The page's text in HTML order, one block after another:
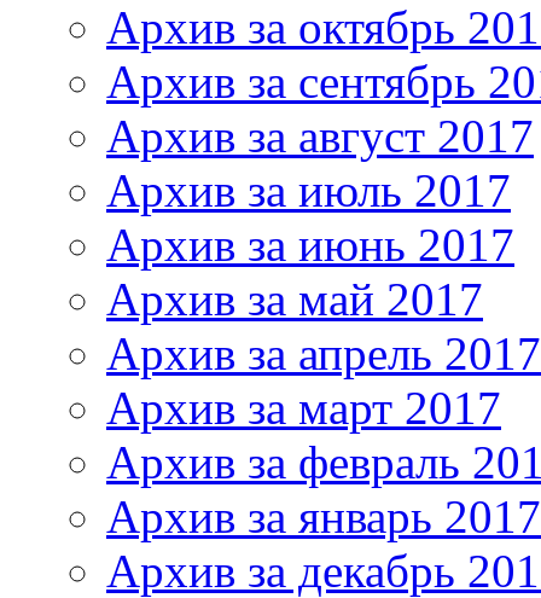
Архив за октябрь
Архив за сентябрь
Архив за август 2017
Архив за июль 2017
Архив за июнь 2017
Архив за май 2017
Архив за апрель 2017
Архив за март 2017
Архив за февраль
Архив за январь 2017
Архив за декабрь